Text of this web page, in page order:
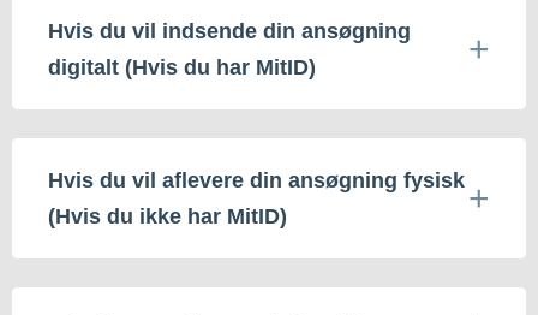
Hvis du vil indsende din ansøgning
digitalt (Hvis du har MitID)
Hvis du vil aflevere din ansøgning fysisk
(Hvis du ikke har MitID)